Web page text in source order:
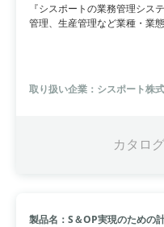
『シスポートの業務管理シス
管理、生産管理など業種・業
ているカタログです。工事業
ケージ「こうじQ sp」や製造
せてカスタマイズも可能で、
取り扱い企業：シスポート株
カタロ
製品名：S＆OP実現のための